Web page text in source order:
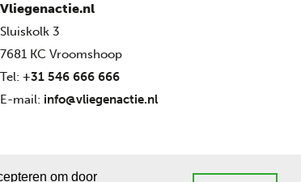
om door
Vliegenactie.nl
Sluiskolk 3
7681 KC Vroomshoop
Tel: +31 546 666 666
E-mail: info@vliegenactie.nl